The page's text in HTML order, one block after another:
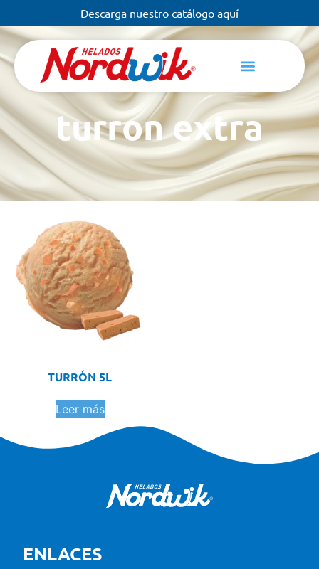
Descarga nuestro catálogo aquí
turron extra
TURRÓN 5L
Leer más
ENLACES